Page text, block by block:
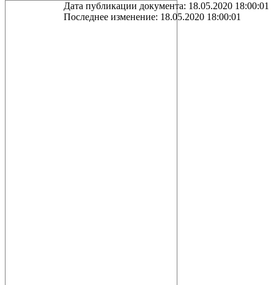
Дата публикации документа: 18.05.2020 18:00:01
Последнее изменение: 18.05.2020 18:00:01